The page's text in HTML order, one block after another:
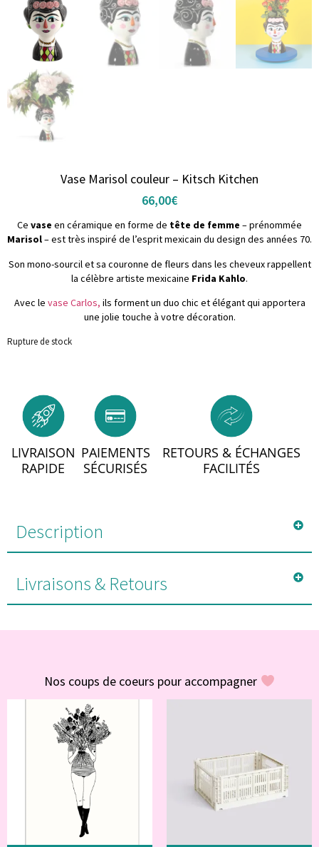
Vase Marisol couleur – Kitsch Kitchen
66,00€
Ce vase en céramique en forme de tête de femme – prénommée
Marisol– est très inspiré de l’esprit mexicain du design des années 70.
Son mono-sourcil et sa couronne de fleurs dans les cheveux rappellent
la célèbre artiste mexicaine Frida Kahlo.
Avec le vase Carlos, ils forment un duo chic et élégant qui apportera
une jolie touche à votre décoration.
Rupture de stock
LIVRAISON
RAPIDE
PAIEMENTS
SÉCURISÉS
RETOURS & ÉCHANGES
FACILITÉS
Description
Livraisons & Retours
Nos coups de coeurs pour accompagner